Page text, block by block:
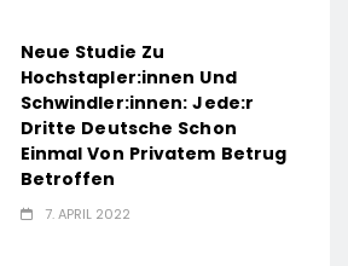
Neue Studie Zu
Hochstapler:innen Und
Schwindler:innen: Jede:r
Dritte Deutsche Schon
Einmal Von Privatem Betrug
Betroffen
7. APRIL 2022